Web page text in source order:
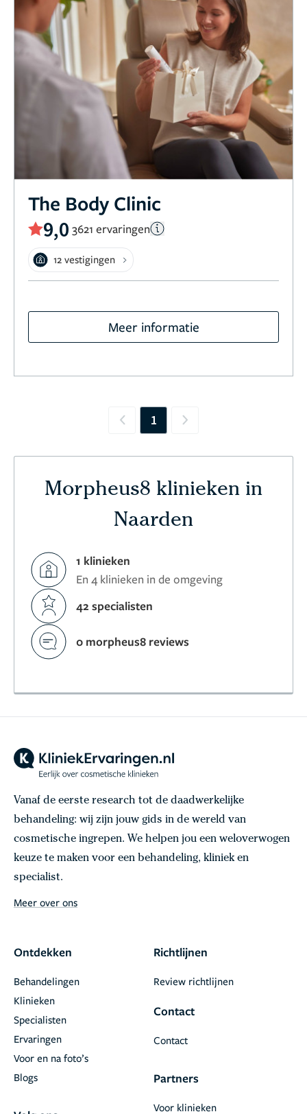
The Body Clinic
9,0 3621 ervaringen
12 vestigingen
Meer informatie
Previous
1 Next
Morpheus8 klinieken in
Naarden
1 klinieken
En 4 klinieken in de omgeving
42 specialisten
0 morpheus8 reviews
Vanaf de eerste research tot de daadwerkelijke
behandeling: wij zijn jouw gids in de wereld van
cosmetische ingrepen. We helpen jou een weloverwogen
keuze te maken voor een behandeling, kliniek en
specialist.
Meer over ons
Ontdekken
Behandelingen
Klinieken
Specialisten
Ervaringen
Voor en na foto’s
Blogs
Richtlijnen
Review richtlijnen
Contact
Contact
Partners
Voor klinieken